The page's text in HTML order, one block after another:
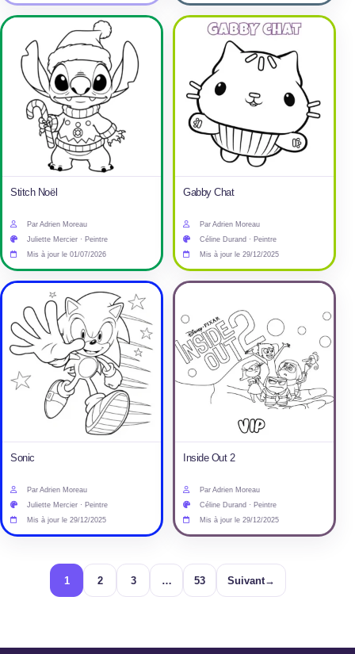
Stitch Noël
Par Adrien Moreau
Juliette Mercier · Peintre
Mis à jour le 01/07/2026
Gabby Chat
Par Adrien Moreau
Céline Durand · Peintre
Mis à jour le 29/12/2025
Sonic
Par Adrien Moreau
Juliette Mercier · Peintre
Mis à jour le 29/12/2025
Inside Out 2
Par Adrien Moreau
Céline Durand · Peintre
Mis à jour le 29/12/2025
1 2 3 … 53 Suivant→